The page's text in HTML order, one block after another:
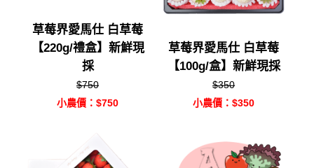
草莓界愛馬仕 白草莓
【220g/禮盒】新鮮現
採
$750
小農價：$750
草莓界愛馬仕 白草莓
【100g/盒】新鮮現採
$350
小農價：$350